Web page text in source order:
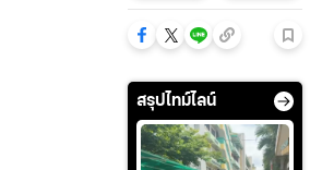
สรุปไทม์ไลน์